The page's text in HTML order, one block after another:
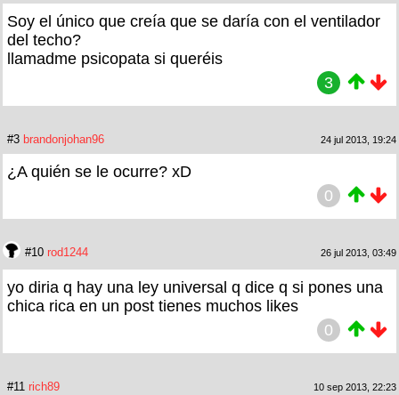
Soy el único que creía que se daría con el ventilador
del techo?
llamadme psicopata si queréis
3
#3 brandonjohan96 24 jul 2013, 19:24
¿A quién se le ocurre? xD
0
#10 rod1244 26 jul 2013, 03:49
yo diria q hay una ley universal q dice q si pones una
chica rica en un post tienes muchos likes
0
#11 rich89 10 sep 2013, 22:23